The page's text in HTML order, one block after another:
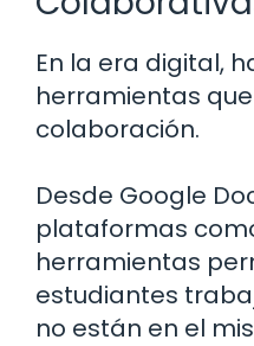
En la era digital,
herramientas
colaboración.
Desde Google
plataformas
herramientas
estudiantes
no están en el